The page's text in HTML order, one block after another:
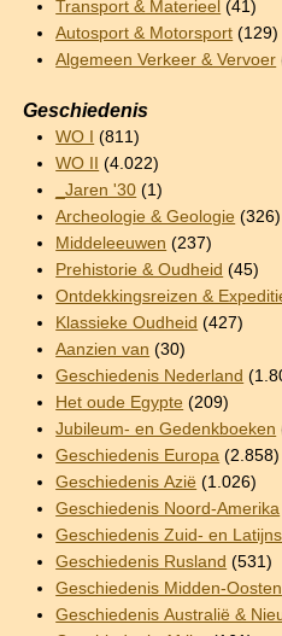
Transport & Materieel (41)
Autosport & Motorsport (129)
Algemeen Verkeer & Vervoer
Geschiedenis
WO I (811)
WO II (4.022)
_Jaren '30 (1)
Archeologie & Geologie (326)
Middeleeuwen (237)
Prehistorie & Oudheid (45)
Ontdekkingsreizen &
Klassieke Oudheid (427)
Aanzien van (30)
Geschiedenis Nederland
Het oude Egypte (209)
Jubileum- en Gedenkboeken
Geschiedenis Europa (2.858)
Geschiedenis Azië (1.026)
Geschiedenis Noord-Amerika
Geschiedenis Zuid- en
Geschiedenis Rusland (531)
Geschiedenis Midden-Oosten
Geschiedenis Australië &